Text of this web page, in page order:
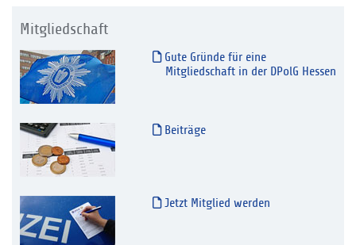
Mitgliedschaft
Gute Gründe für eine
Mitgliedschaft in der DPolG Hessen
Beiträge
Jetzt Mitglied werden